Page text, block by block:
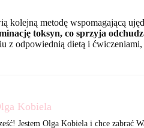
kolejną metodę wspomagającą
toksyn, co sprzyja
z odpowiednią dietą i
Kobiela
Jestem Olga Kobiela i chce zabrać